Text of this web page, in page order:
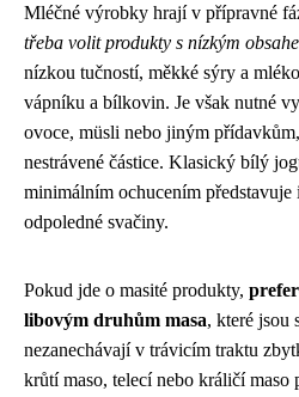
Mléčné výrobky hrají v přípravné
třeba volit produkty s nízkým
nízkou tučností, měkké sýry a
vápníku a bílkovin. Je však nutné
ovoce, müsli nebo jiným
nestrávené částice. Klasický bílý
minimálním ochucením
odpoledné svačiny.
Pokud jde o masité produkty,
libovým druhům masa, které jsou
nezanechávají v trávicím traktu
krůtí maso, telecí nebo králičí maso